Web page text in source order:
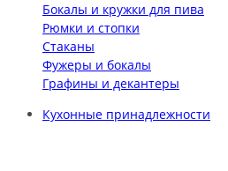
Бокалы и кружки для пива
Рюмки и стопки
Стаканы
Фужеры и бокалы
Графины и декантеры
Кухонные принадлежности